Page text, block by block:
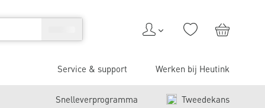
Service & support Werken bij Heutink
Snelleverprogramma Tweedekans